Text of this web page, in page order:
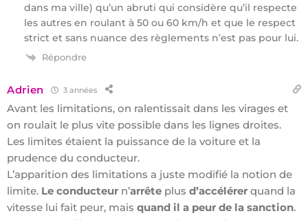
dans ma ville) qu’un abruti qui considère qu’il respecte
les autres en roulant à 50 ou 60 km/h et que le respect
strict et sans nuance des règlements n’est pas pour lui.
Répondre
Adrien 3 années
Avant les limitations, on ralentissait dans les virages et
on roulait le plus vite possible dans les lignes droites.
Les limites étaient la puissance de la voiture et la
prudence du conducteur.
L’apparition des limitations a juste modifié la notion de
limite. Le conducteurn’arrêteplus d’accélérerquand la
vitesse lui fait peur, mais quand il a peur de la sanction.